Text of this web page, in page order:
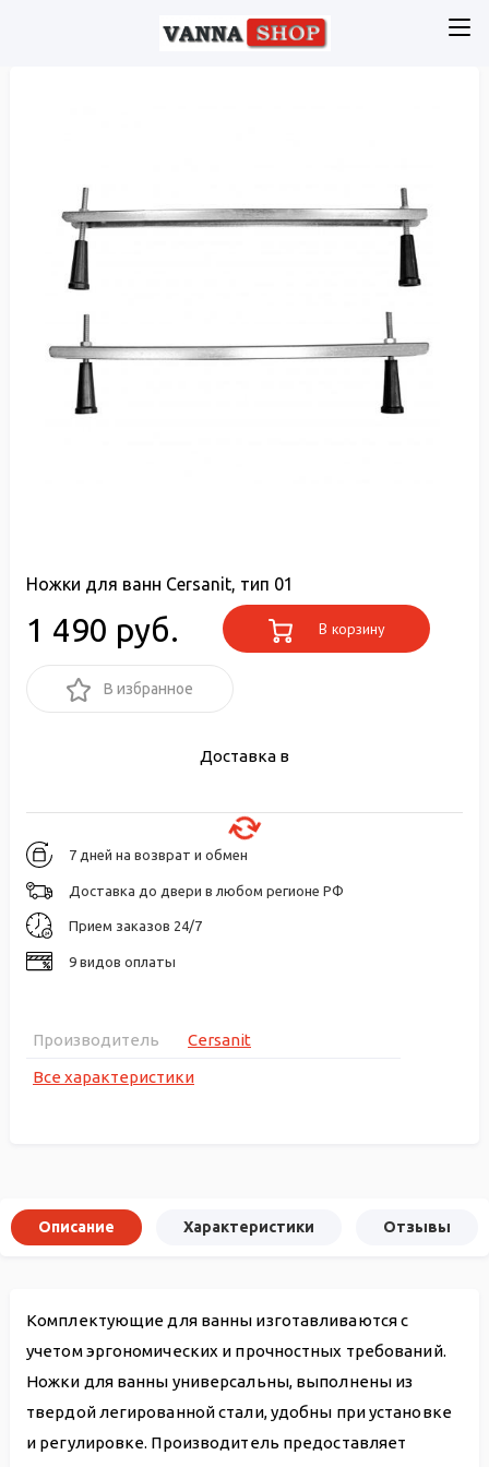
Ножки для ванн Cersanit, тип 01
1 490 руб. В корзину
В избранное
Доставка в
7 дней на возврат и обмен
Доставка до двери в любом регионе РФ
Прием заказов 24/7
9 видов оплаты
Производитель
Cersanit
Все характеристики
Описание Характеристики Отзывы
Комплектующие для ванны изготавливаются с
учетом эргономических и прочностных требований.
Ножки для ванны универсальны, выполнены из
твердой легированной стали, удобны при установке
и регулировке. Производитель предоставляет